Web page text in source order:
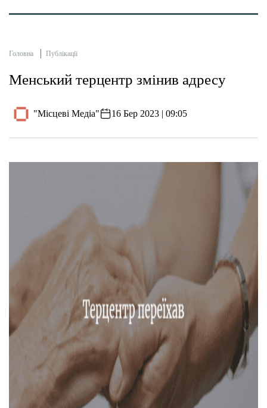
Головна Публікації
Менський терцентр змінив адресу
"Місцеві Медіа" 16 Бер 2023 | 09:05